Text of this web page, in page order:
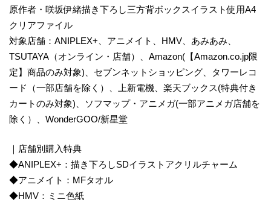
原作者・咲坂伊緒描き下ろし三方背ボックスイラスト使用A4
クリアファイル
対象店舗：ANIPLEX+、アニメイト、HMV、あみあみ、
TSUTAYA（オンライン・店舗）、Amazon(【Amazon.co.jp限
定】商品のみ対象)、セブンネットショッピング、タワーレコ
ード（一部店舗を除く）、上新電機、楽天ブックス(特典付き
カートのみ対象)、ソフマップ・アニメガ(一部アニメガ店舗を
除く）、WonderGOO/新星堂
｜店舗別購入特典
◆ANIPLEX+：描き下ろしSDイラストアクリルチャーム
◆アニメイト：MFタオル
◆HMV：ミニ色紙